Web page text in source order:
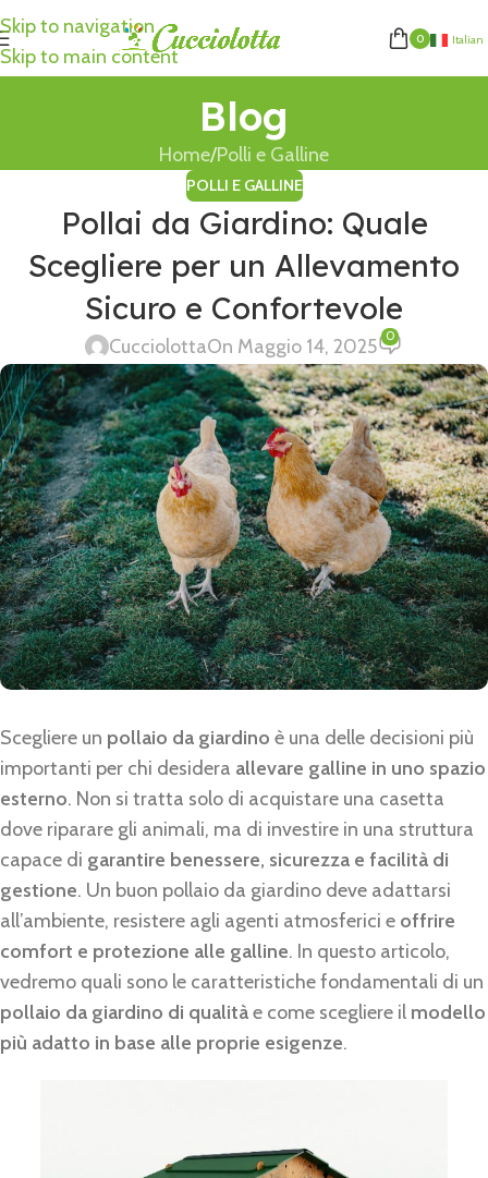
Skip to navigation
Skip to main content
0 Italian
Blog
Home Polli e Galline
POLLI E GALLINE
Pollai da Giardino: Quale
Scegliere per un Allevamento
Sicuro e Confortevole
CucciolottaOn Maggio 14, 2025 0
Scegliere un pollaio da giardino è una delle decisioni più
importanti per chi desidera allevare galline in uno spazio
esterno. Non si tratta solo di acquistare una casetta
dove riparare gli animali, ma di investire in una struttura
capace di garantire benessere, sicurezza e facilità di
gestione. Un buon pollaio da giardino deve adattarsi
all’ambiente, resistere agli agenti atmosferici e offrire
comfort e protezione alle galline. In questo articolo,
vedremo quali sono le caratteristiche fondamentali di un
pollaio da giardino di qualitàe come scegliere il modello
più adatto in base alle proprie esigenze.